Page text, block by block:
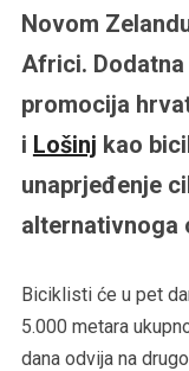
Novom
Africi.
promocija
i Lošinj kao
unaprjeđenje
alternativnoga
Biciklisti će u pet
5.000 metara
dana odvija na